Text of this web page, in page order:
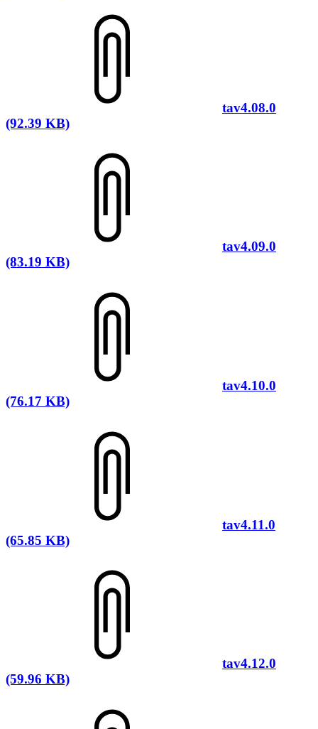
tav4.08.0
(92.39 KB)
tav4.09.0
(83.19 KB)
tav4.10.0
(76.17 KB)
tav4.11.0
(65.85 KB)
tav4.12.0
(59.96 KB)